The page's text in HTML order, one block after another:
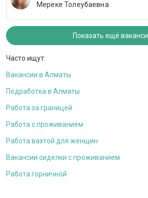
Мереке Толеубаевна
Показать ещё
Часто ищут:
Вакансии в Алматы
Подработка в Алматы
Работа за границей
Работа с проживанием
Работа вахтой для женщин
Вакансии сиделки с проживанием
Работа горничной